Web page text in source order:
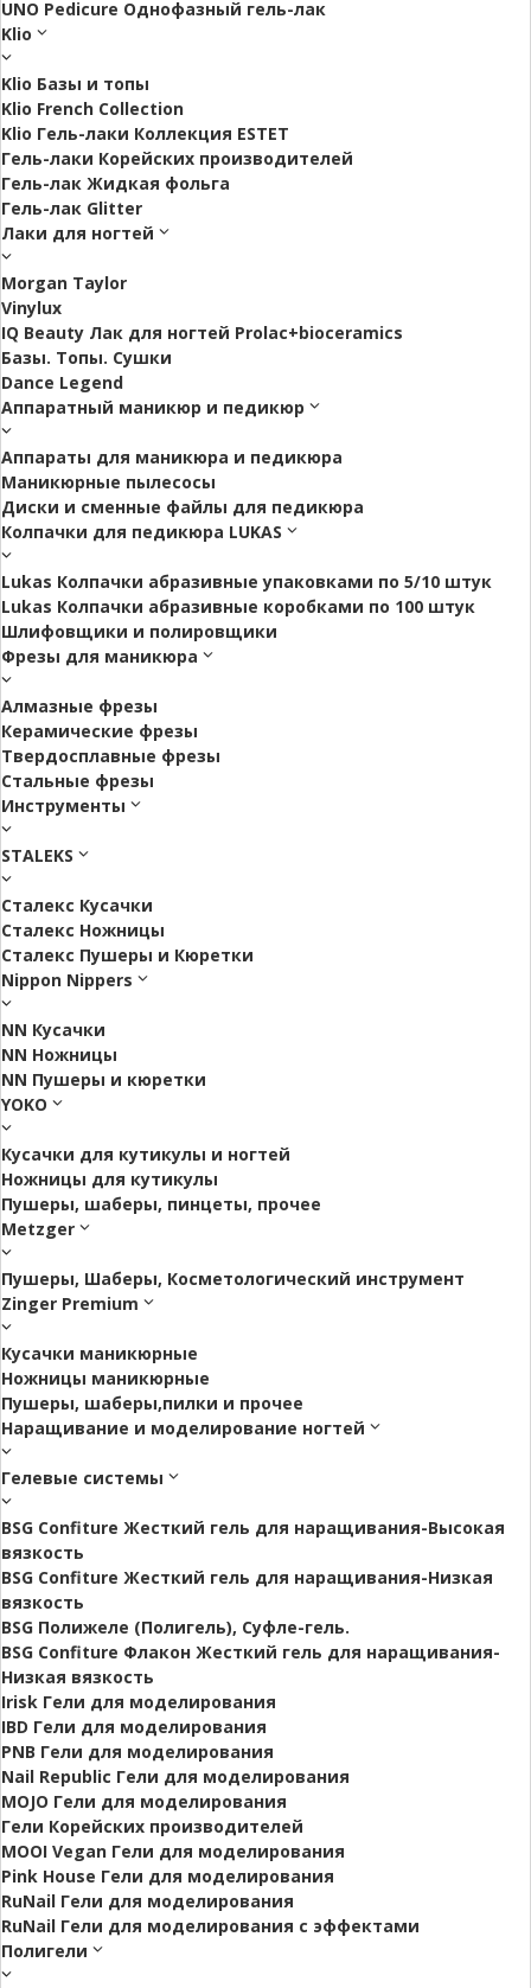
UNO Pedicure Однофазный гель-лак
Klio
Klio Базы и топы
Klio French Collection
Klio Гель-лаки Коллекция ESTET
Гель-лаки Корейских производителей
Гель-лак Жидкая фольга
Гель-лак Glitter
Лаки для ногтей
Morgan Taylor
Vinylux
IQ Beauty Лак для ногтей Prolac+bioceramics
Базы. Топы. Сушки
Dance Legend
Аппаратный маникюр и педикюр
Аппараты для маникюра и педикюра
Маникюрные пылесосы
Диски и сменные файлы для педикюра
Колпачки для педикюра LUKAS
Lukas Колпачки абразивные упаковками по 5/10 штук
Lukas Колпачки абразивные коробками по 100 штук
Шлифовщики и полировщики
Фрезы для маникюра
Алмазные фрезы
Керамические фрезы
Твердосплавные фрезы
Стальные фрезы
Инструменты
STALEKS
Сталекс Кусачки
Сталекс Ножницы
Сталекс Пушеры и Кюретки
Nippon Nippers
NN Кусачки
NN Ножницы
NN Пушеры и кюретки
YOKO
Кусачки для кутикулы и ногтей
Ножницы для кутикулы
Пушеры, шаберы, пинцеты, прочее
Metzger
Пушеры, Шаберы, Косметологический инструмент
Zinger Premium
Кусачки маникюрные
Ножницы маникюрные
Пушеры, шаберы,пилки и прочее
Наращивание и моделирование ногтей
Гелевые системы
BSG Confiture Жесткий гель для наращивания-Высокая
вязкость
BSG Confiture Жесткий гель для наращивания-Низкая
вязкость
BSG Полижеле (Полигель), Суфле-гель.
BSG Confiture Флакон Жесткий гель для наращивания-
Низкая вязкость
Irisk Гели для моделирования
IBD Гели для моделирования
PNB Гели для моделирования
Nail Republic Гели для моделирования
MOJO Гели для моделирования
Гели Корейских производителей
MOOI Vegan Гели для моделирования
Pink House Гели для моделирования
RuNail Гели для моделирования
RuNail Гели для моделирования с эффектами
Полигели